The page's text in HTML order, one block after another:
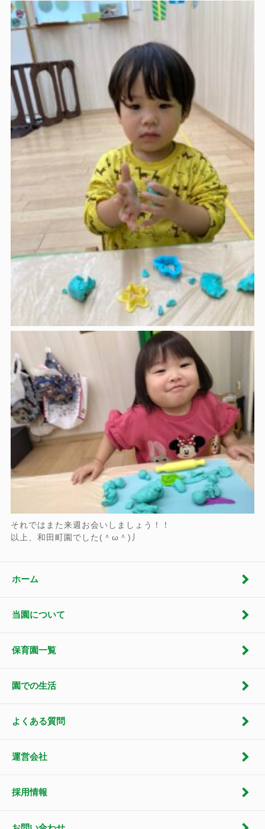
それではまた来週お会いしましょう！！
以上、和田町園でした(＾ω＾)丿
ホーム
当園について
保育園一覧
園での生活
よくある質問
運営会社
採用情報